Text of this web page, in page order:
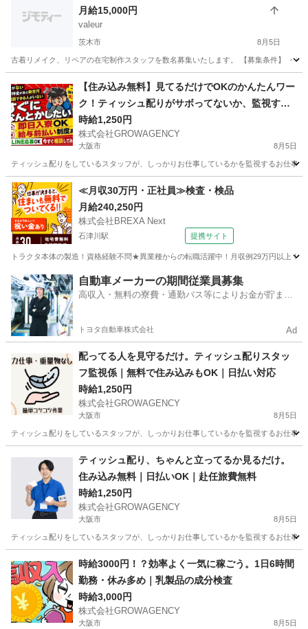
月給15,000円
valeur
茨木市 8月5日
古着リメイク、リペアの在宅制作スタッフを数名募集いたします。 【募集条件】 ・
その他 リメイク
【住み込み無料】見てるだけでOKのかんたんワー
ク！ティッシュ配りがサボってないか、監視する
お仕事。
時給1,250円
株式会社GROWAGENCY
大阪市 8月5日
ティッシュ配りをしているスタッフが、しっかりお仕事しているかを監視するお仕事
大阪 大阪市 その他 ティッシュ
≪月収30万円・正社員≫検査・検品
月給240,250円
株式会社BREXA Next
石津川駅 提携サイト
トラクタ本体の製造！資格経験不問★異業種からの転職活躍中！月収例29万円以上
大阪 堺市 石津川駅 その他
自動車メーカーの期間従業員募集
高収入・無料の寮費・通勤バス等によりお金が貯まり
トヨタ自動車株式会社 Ad
配ってる人を見守るだけ。ティッシュ配りスタッ
フ監視係｜無料で住み込みもOK｜日払い対応
時給1,250円
株式会社GROWAGENCY
大阪市 8月5日
ティッシュ配りをしているスタッフが、しっかりお仕事しているかを監視するお仕事
スタッフ
ティッシュ配り、ちゃんと立ってるか見るだけ。
住み込み無料｜日払いOK｜赴任旅費無料
時給1,250円
株式会社GROWAGENCY
大阪市 8月5日
ティッシュ配りをしているスタッフが、しっかりお仕事しているかを監視するお仕事
その他 ティッシュ
時給3000円！？効率よく一気に稼ごう。1日6時間
勤務・休み多め｜乳製品の成分検査
時給3,000円
株式会社GROWAGENCY
大阪市 8月5日